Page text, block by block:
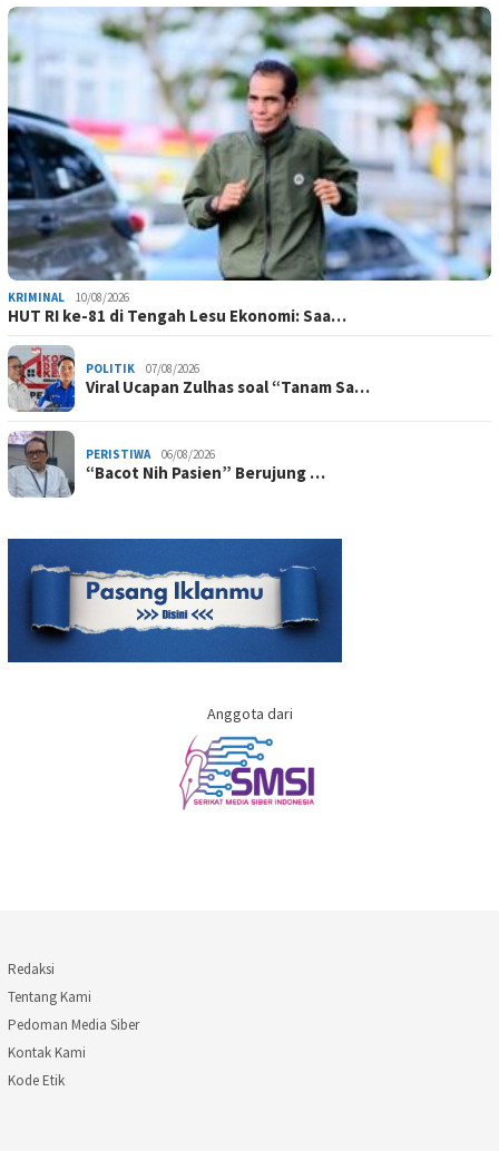
KRIMINAL 10/08/2026
HUT RI ke-81 di Tengah Lesu Ekonomi: Saa…
POLITIK 07/08/2026
Viral Ucapan Zulhas soal “Tanam Sa…
PERISTIWA 06/08/2026
“Bacot Nih Pasien” Berujung …
Anggota dari
Redaksi
Tentang Kami
Pedoman Media Siber
Kontak Kami
Kode Etik